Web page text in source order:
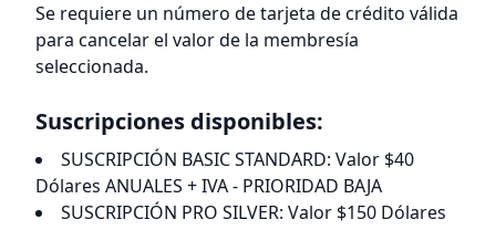
Se requiere un número de tarjeta de crédito válida
para cancelar el valor de la membresía
seleccionada.
Suscripciones disponibles:
SUSCRIPCIÓN BASIC STANDARD: Valor $40
Dólares ANUALES + IVA - PRIORIDAD BAJA
SUSCRIPCIÓN PRO SILVER: Valor $150 Dólares